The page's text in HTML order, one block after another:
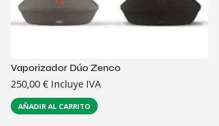
Vaporizador Dúo Zenco
250,00 € Incluye IVA
AÑADIR AL CARRITO